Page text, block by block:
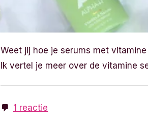
Weet jij hoe je serums met
Ik vertel je meer over de vitamine
1 reactie